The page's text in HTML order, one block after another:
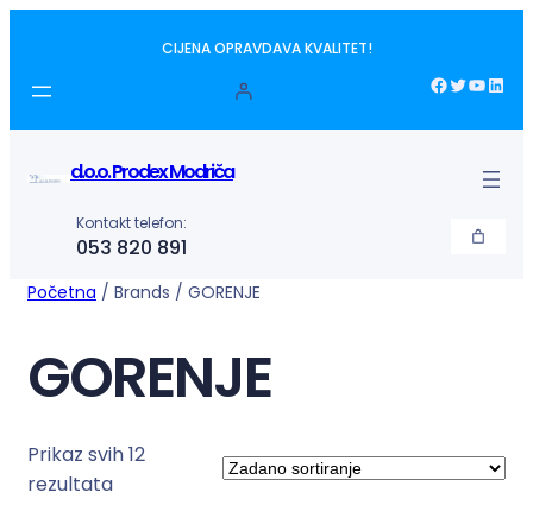
CIJENA OPRAVDAVA KVALITET!
Facebook Twitter YouTube LinkedIn
d.o.o. Prodex Modriča
Kontakt telefon:
053 820 891
Početna / Brands / GORENJE
GORENJE
Prikaz svih 12
rezultata